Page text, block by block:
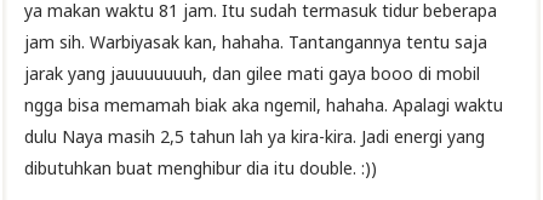
ya makan waktu 81 jam. Itu sudah termasuk tidur beberapa
jam sih. Warbiyasak kan, hahaha. Tantangannya tentu saja
jarak yang jauuuuuuuh, dan gilee mati gaya booo di mobil
ngga bisa memamah biak aka ngemil, hahaha. Apalagi waktu
dulu Naya masih 2,5 tahun lah ya kira-kira. Jadi energi yang
dibutuhkan buat menghibur dia itu double. :))